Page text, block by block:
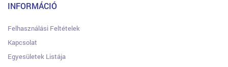
INFORMÁCIÓ
Felhasználási Feltételek
Kapcsolat
Egyesületek Listája